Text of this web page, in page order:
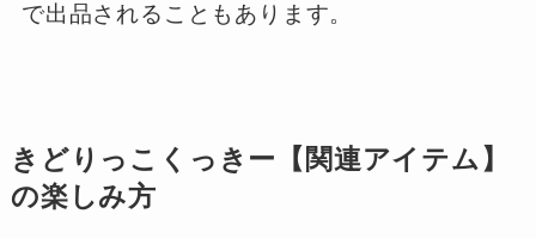
で出品されることもあります。
きどりっこくっきー【関連アイテム】
の楽しみ方